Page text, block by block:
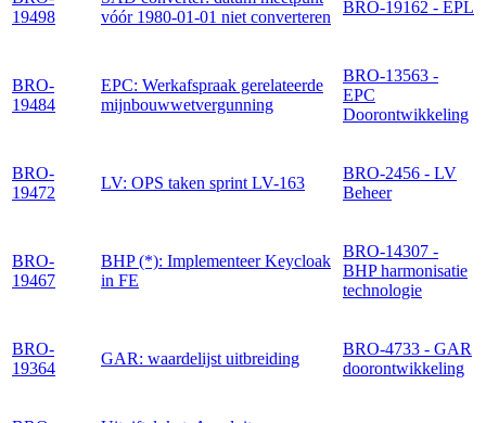
19498
vóór 1980-01-01 niet converteren
BRO-19162 - EPL
BRO-
19484
EPC: Werkafspraak gerelateerde
mijnbouwwetvergunning
BRO-13563 -
EPC
Doorontwikkeling
BRO-
19472
LV: OPS taken sprint LV-163
BRO-2456 - LV
Beheer
BRO-
19467
BHP (*): Implementeer Keycloak
in FE
BRO-14307 -
BHP harmonisatie
technologie
BRO-
19364
GAR: waardelijst uitbreiding
BRO-4733 - GAR
doorontwikkeling